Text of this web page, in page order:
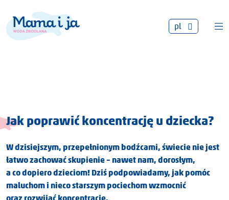
pl
Jak poprawić koncentrację u dziecka?
W dzisiejszym, przepełnionym bodźcami, świecie nie jest
łatwo zachować skupienie – nawet nam, dorosłym,
a co dopiero dzieciom! Dziś podpowiadamy, jak pomóc
maluchom i nieco starszym pociechom wzmocnić